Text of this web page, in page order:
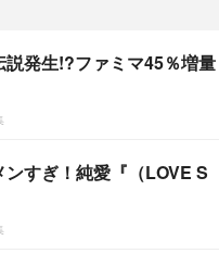
レま
(ゆか
説発生!?ファミマ45％増量
すぎ！純愛『（LOVE S